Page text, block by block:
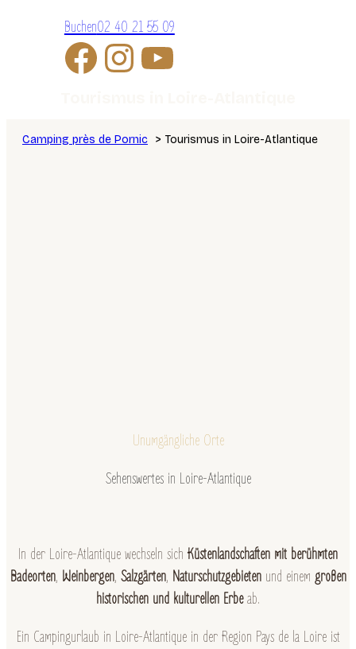
Buchen02 40 21 55 09
Camping près de Pornic Tourismus in Loire-Atlantique
Unumgängliche Orte
Sehenswertes in Loire-Atlantique
In der Loire-Atlantique wechseln sich Küstenlandschaften mit berühmten
Badeorten, Weinbergen, Salzgärten, Naturschutzgebietenund einem großen
historischen und kulturellen Erbeab.
Ein Campingurlaub in Loire-Atlantique in der Region Pays de la Loire ist